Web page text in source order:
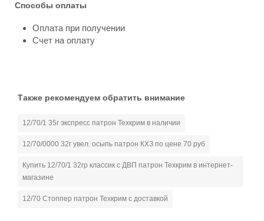
Способы оплаты
Оплата при получении
Счет на оплату
Также рекомендуем обратить внимание
12/70/1 35г экспресс патрон Техкрим в наличии
12/70/0000 32г увел. осыпь патрон КХЗ по цене 70 руб
Купить 12/70/1 32гр классик с ДВП патрон Техкрим в интернет-
магазине
12/70 Стоппер патрон Техкрим с доставкой